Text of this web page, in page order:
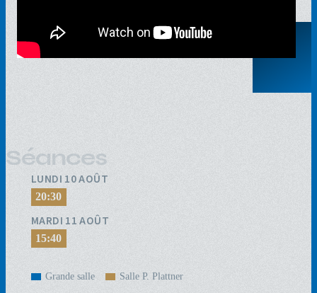
Séances
LUNDI 10 AOÛT
20:30
MARDI 11 AOÛT
15:40
Grande salle Salle P. Plattner